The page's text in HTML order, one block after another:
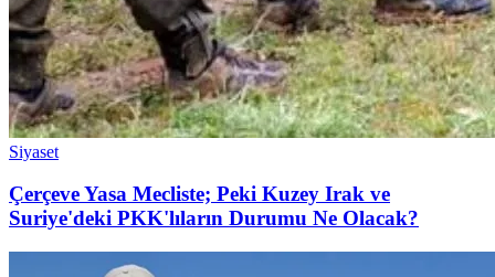
Siyaset
Çerçeve Yasa Mecliste; Peki Kuzey Irak ve
Suriye'deki PKK'lıların Durumu Ne Olacak?